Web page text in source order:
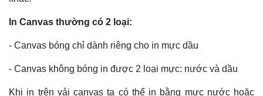
In Canvas thường có 2 loại:
- Canvas bóng chỉ dành riêng cho in mực dầu
- Canvas không bóng in được 2 loại mực: nước và dầu
Khi in trên vải canvas ta có thể in bằng mực nước hoặc